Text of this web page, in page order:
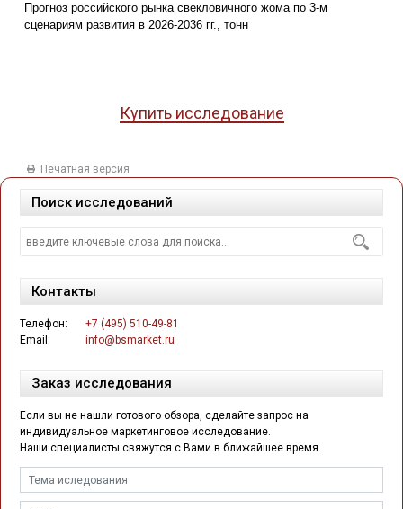
Прогноз российского рынка свекловичного жома по 3-м
сценариям развития в 2026-2036 гг., тонн
Купить исследование
Печатная версия
Поиск исследований
Контакты
Телефон:
+7 (495) 510-49-81
Email:
info@bsmarket.ru
Заказ исследования
Если вы не нашли готового обзора, сделайте запрос на
индивидуальное маркетинговое исследование.
Наши специалисты свяжутся с Вами в ближайшее время.